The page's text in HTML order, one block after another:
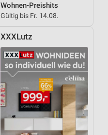
Wohnen-Preishits
Gültig bis Fr. 14.08.
XXXLutz